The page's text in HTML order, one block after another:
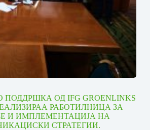
ОД IFG GROENLINKS
РАБОТИЛНИЦА ЗА
И ИМПЛЕМЕНТАЦИЈА НА
СТРАТЕГИИ.